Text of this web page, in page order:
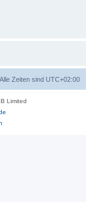
Alle Zeiten sind UTC+02:00
Limited